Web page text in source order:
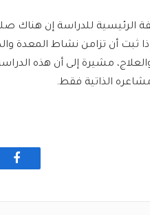
الرئيسية للدراسة إن هناك
ثبت أن تزامن نشاط المعدة
مشيرة إلى أن هذه
الذاتية فقط.